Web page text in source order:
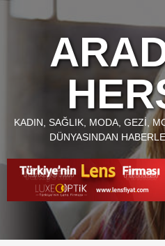
KADIN, SAĞLIK, MODA, GEZI,
DÜNYASINDAN